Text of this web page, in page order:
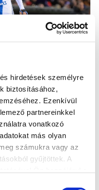
hirdetések személyre
biztosításához,
Ezenkívül
partnereinkkel
vonatkozó
más olyan
számukra vagy az
gyűjtöttek. A
SEGÍTSÉGET A
lejátszott 15
g...